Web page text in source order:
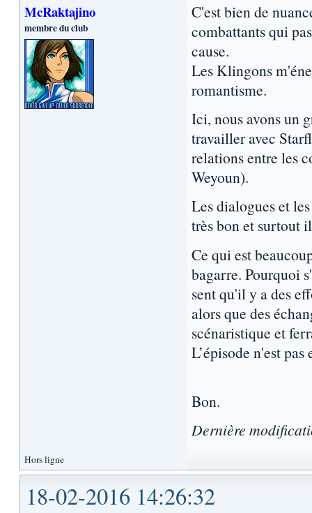
McRaktajino
membre du club
C'est bien de
combattants qui
cause.
Les Klingons
romantisme.
Ici, nous avons un
travailler avec
relations entre les
Weyoun).
Les dialogues et
très bon et surtout
Ce qui est
bagarre. Pourquoi
sent qu'il y a des
alors que des
scénaristique et
L’épisode n'est
Bon.
Dernière
Hors ligne
18-02-2016 14:26:32